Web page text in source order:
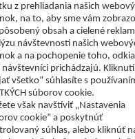
z prehliadania našich
na to, aby sme vám
obsah a cielené
návštevnosti našich
a na pochopenie toho,
návštevníci prichádzajú.
všetko” súhlasíte s
súborov cookie.
však navštíviť „Nastavenia
cookie” a poskytnúť
súhlas, alebo kliknúť